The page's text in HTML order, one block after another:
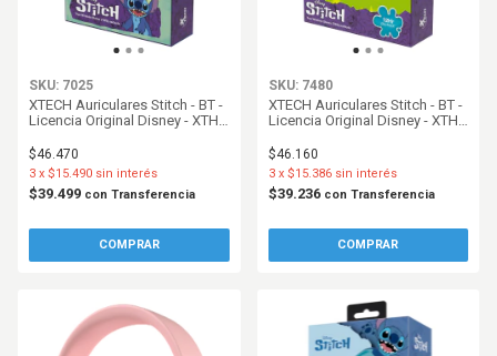
SKU: 7025
XTECH Auriculares Stitch - BT -
Licencia Original Disney - XTH-
$46.470
$39.499 con Transferencia
3 x $15.490 sin interés
SKU: 7480
XTECH Auriculares Stitch - BT -
Licencia Original Disney - XTH-
$46.160
$39.236 con Transferencia
3 x $15.386 sin interés